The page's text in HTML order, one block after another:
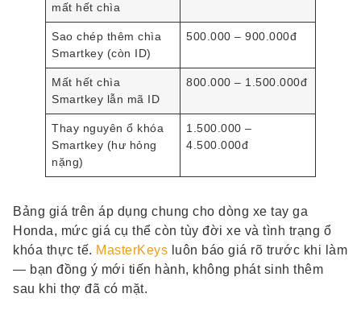
mất hết chìa
Sao chép thêm chìa
Smartkey (còn ID)
500.000 – 900.000đ
Mất hết chìa
Smartkey lẫn mã ID
800.000 – 1.500.000đ
Thay nguyên ổ khóa
Smartkey (hư hỏng
nặng)
1.500.000 –
4.500.000đ
Bảng giá trên áp dụng chung cho dòng xe tay ga
Honda, mức giá cụ thể còn tùy đời xe và tình trạng ổ
khóa thực tế. MasterKeys luôn báo giá rõ trước khi làm
— bạn đồng ý mới tiến hành, không phát sinh thêm
sau khi thợ đã có mặt.